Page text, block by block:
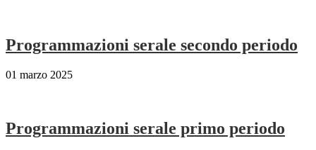
Programmazioni serale secondo periodo
01 marzo 2025
Programmazioni serale primo periodo